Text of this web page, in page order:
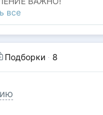
спрашивать в
- это неимоверно
войны к
благом и
все
Подборки · 8